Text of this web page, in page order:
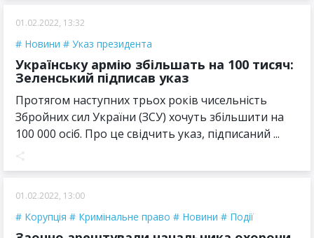
01.02.2022, 13:32
Новини Указ президента
Українську армію збільшать на 100 тисяч:
Зеленський підписав указ
Протягом наступних трьох років чисельність
Збройних сил України (ЗСУ) хочуть збільшити на
100 000 осіб. Про це свідчить указ, підписаний ...
01.02.2022, 13:00
Корупція Кримінальне право Новини Події